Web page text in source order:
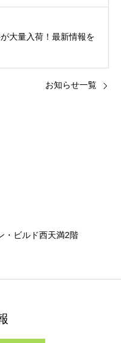
大量入荷！最新情報を
お知らせ一覧
・ビルド西天満2階